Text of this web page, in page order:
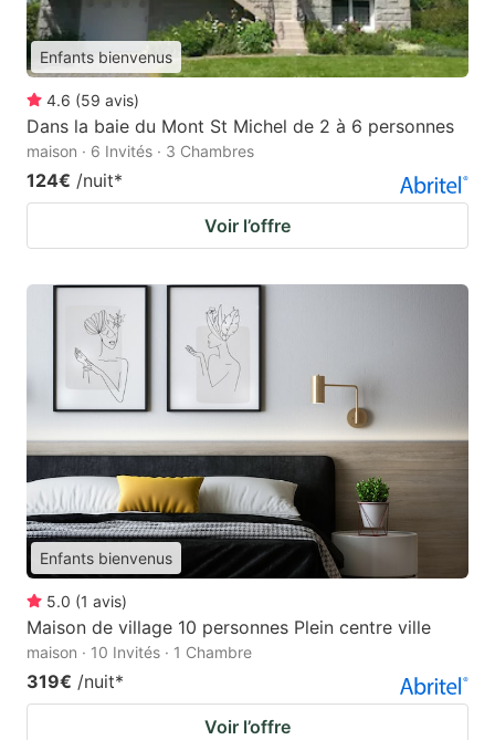
Enfants bienvenus
4.6 (59 avis)
Dans la baie du Mont St Michel de 2 à 6 personnes
maison · 6 Invités · 3 Chambres
124€ /nuit*
Voir l’offre
Enfants bienvenus
5.0 (1 avis)
Maison de village 10 personnes Plein centre ville
maison · 10 Invités · 1 Chambre
319€ /nuit*
Voir l’offre